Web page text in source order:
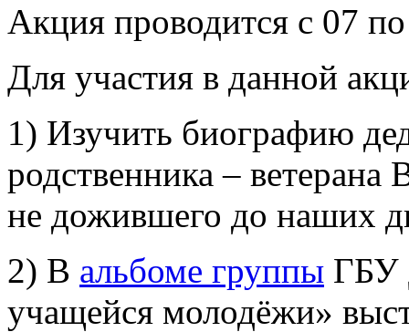
Акция проводится с 07
Для участия в данной
1) Изучить биографию
родственника –
не дожившего до наших
2) В альбоме группы ГБУ
учащейся молодёжи»